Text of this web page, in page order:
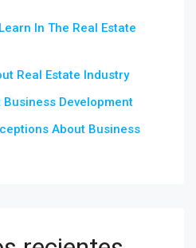
In The Real Estate
Real Estate Industry
Development
About Business